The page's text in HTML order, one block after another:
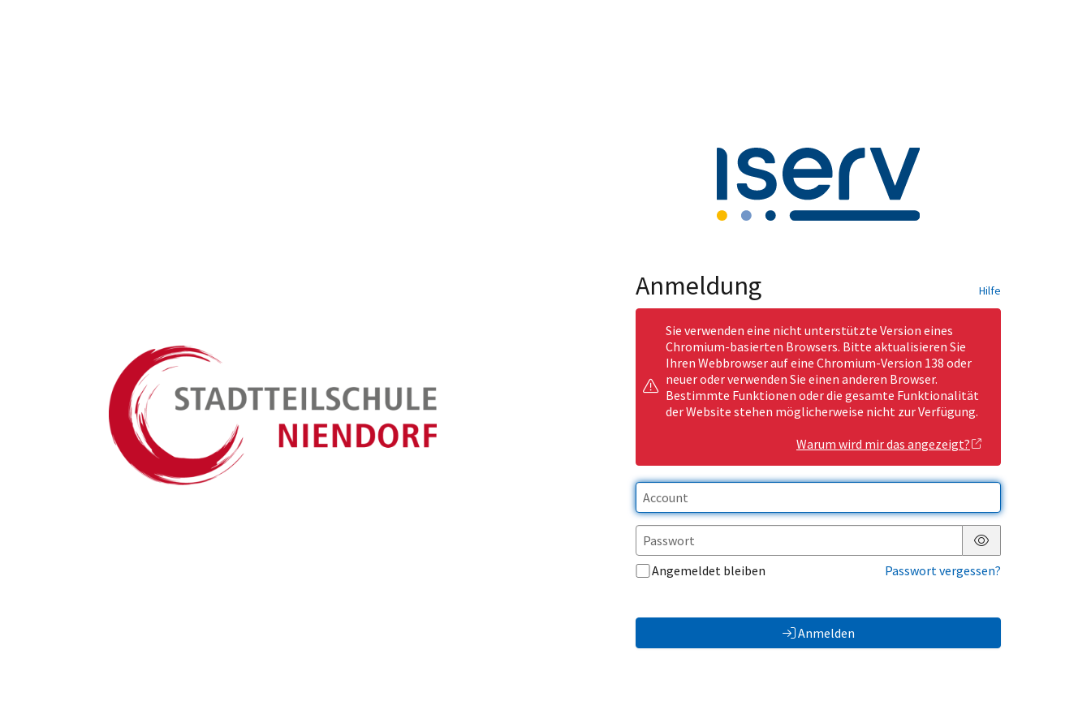
Anmeldung Hilfe
Sie verwenden eine nicht unterstützte Version eines
Chromium-basierten Browsers. Bitte aktualisieren Sie
Ihren Webbrowser auf eine Chromium-Version 138 oder
neuer oder verwenden Sie einen anderen Browser.
Bestimmte Funktionen oder die gesamte Funktionalität
der Website stehen möglicherweise nicht zur Verfügung.
Warum wird mir das angezeigt?
Passwort anzeigen
Angemeldet bleiben
Passwort vergessen?
Anmelden